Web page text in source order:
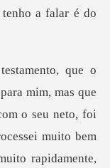
a fa
rapidamente,